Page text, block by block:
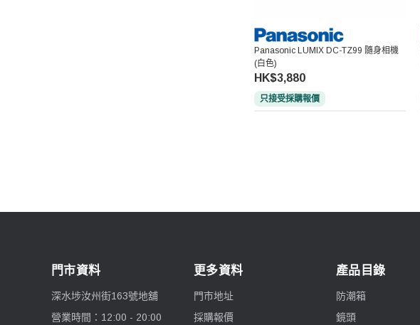
Panasonic LUMIX DC-TZ99 隨身相機
(白色)
HK$3,880
只接受採購報價
門市資料
深水埗汝州街163號地舖
營業時間：12:00 - 20:00
更多資料
門市地址
採購報價
產品目錄
防潮箱
鏡頭